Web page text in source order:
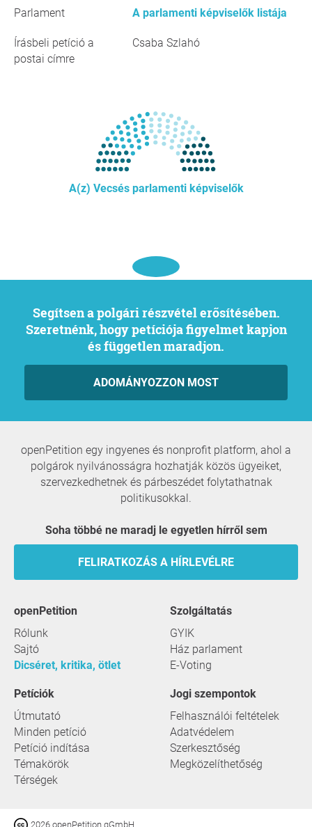
Parlament A parlamenti képviselők listája
Írásbeli petíció a
postai címre
Csaba Szlahó
A(z) Vecsés parlamenti képviselők
Segítsen a polgári részvétel erősítésében.
Szeretnénk, hogy petíciója figyelmet kapjon
és független maradjon.
ADOMÁNYOZZON MOST
openPetition egy ingyenes és nonprofit platform, ahol a
polgárok nyilvánosságra hozhatják közös ügyeiket,
szervezkedhetnek és párbeszédet folytathatnak
politikusokkal.
Soha többé ne maradj le egyetlen hírről sem
FELIRATKOZÁS A HÍRLEVÉLRE
openPetition
Rólunk
Sajtó
Dicséret, kritika, ötlet
szolgáltatás
GYIK
Ház parlament
E-Voting
Petíciók
Útmutató
Minden petíció
Petíció indítása
Témakörök
Térségek
Jogi szempontok
Felhasználói feltételek
Adatvédelem
Szerkesztőség
Megközelíthetőség
2026 openPetition gGmbH